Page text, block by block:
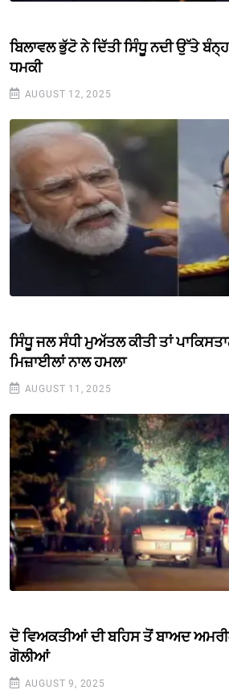
ਬਿਲਾਵਲ ਭੁੱਟੋ ਨੇ ਦਿੱਤੀ ਸਿੰਧੂ ਨਦੀ ਉੱਤੇ
ਧਮਕੀ
AUGUST 12, 2025
ਸਿੰਧੂ ਜਲ ਸੰਧੀ ਮੁਅੱਤਲ ਕੀਤੀ ਤਾਂ
ਮਿਜ਼ਾਈਲਾਂ ਨਾਲ ਹਮਲਾ
AUGUST 11, 2025
ਦੋ ਵਿਅਕਤੀਆਂ ਦੀ ਬਹਿਸ ਤੋਂ ਬਾਅਦ
ਗੋਲੀਆਂ
AUGUST 9, 2025